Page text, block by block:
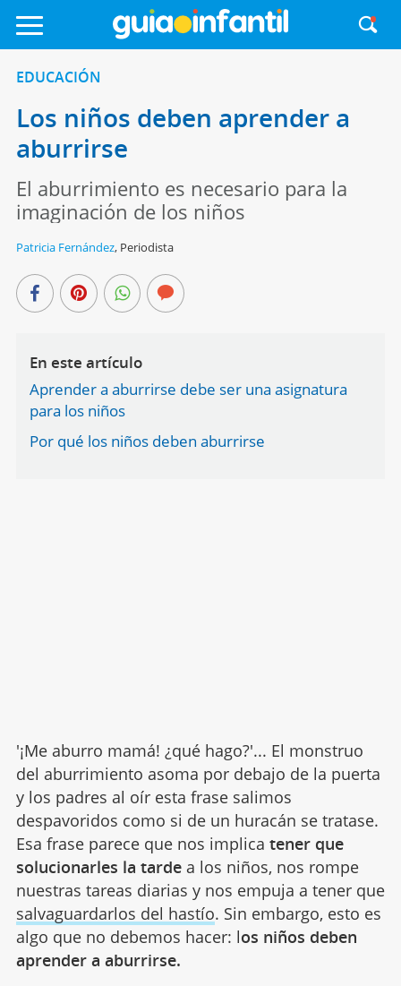
EDUCACIÓN
Los niños deben aprender a
aburrirse
El aburrimiento es necesario para la
imaginación de los niños
Patricia Fernández, Periodista
En este artículo
Aprender a aburrirse debe ser una asignatura
para los niños
Por qué los niños deben aburrirse
'¡Me aburro mamá! ¿qué hago?'... El monstruo
del aburrimiento asoma por debajo de la puerta
y los padres al oír esta frase salimos
despavoridos como si de un huracán se tratase.
Esa frase parece que nos implica tener que
solucionarles la tardea los niños, nos rompe
nuestras tareas diarias y nos empuja a tener que
salvaguardarlos del hastío. Sin embargo, esto es
algo que no debemos hacer: los niños deben
aprender a aburrirse.